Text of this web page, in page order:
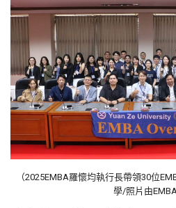
（2025EMBA羅懷均執行長帶領30位
學/照片由EMBA